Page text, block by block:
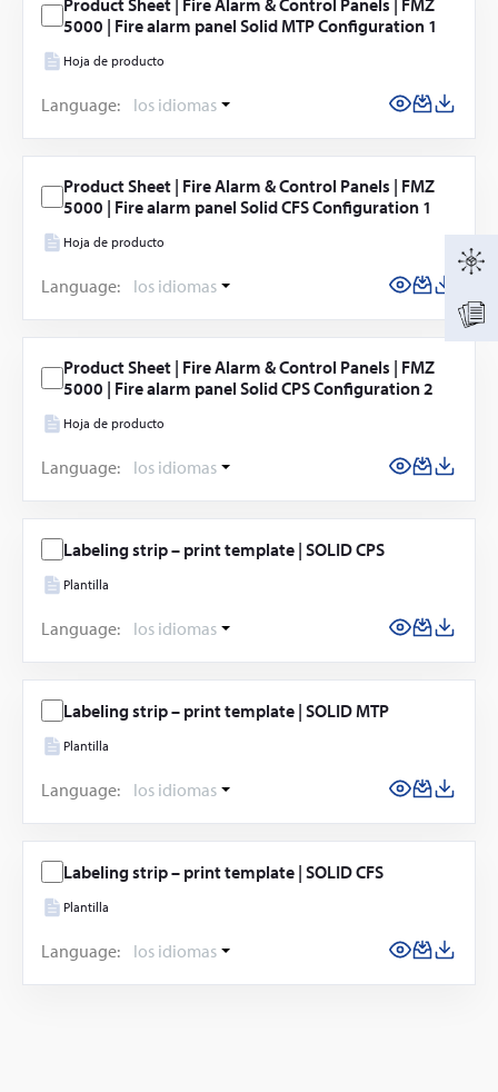
Product Sheet | Fire Alarm & Control Panels | FMZ
5000 | Fire alarm panel Solid MTP Configuration 1
Hoja de producto
Language: los idiomas
Product Sheet | Fire Alarm & Control Panels | FMZ
5000 | Fire alarm panel Solid CFS Configuration 1
Hoja de producto
Language: los idiomas
Product Sheet | Fire Alarm & Control Panels | FMZ
5000 | Fire alarm panel Solid CPS Configuration 2
Hoja de producto
Language: los idiomas
Labeling strip – print template | SOLID CPS
Plantilla
Language: los idiomas
Labeling strip – print template | SOLID MTP
Plantilla
Language: los idiomas
Labeling strip – print template | SOLID CFS
Plantilla
Language: los idiomas